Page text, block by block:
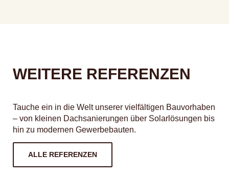
WEITERE REFERENZEN
Tauche ein in die Welt unserer vielfältigen Bauvorhaben
– von kleinen Dachsanierungen über Solarlösungen bis
hin zu modernen Gewerbebauten.
ALLE REFERENZEN